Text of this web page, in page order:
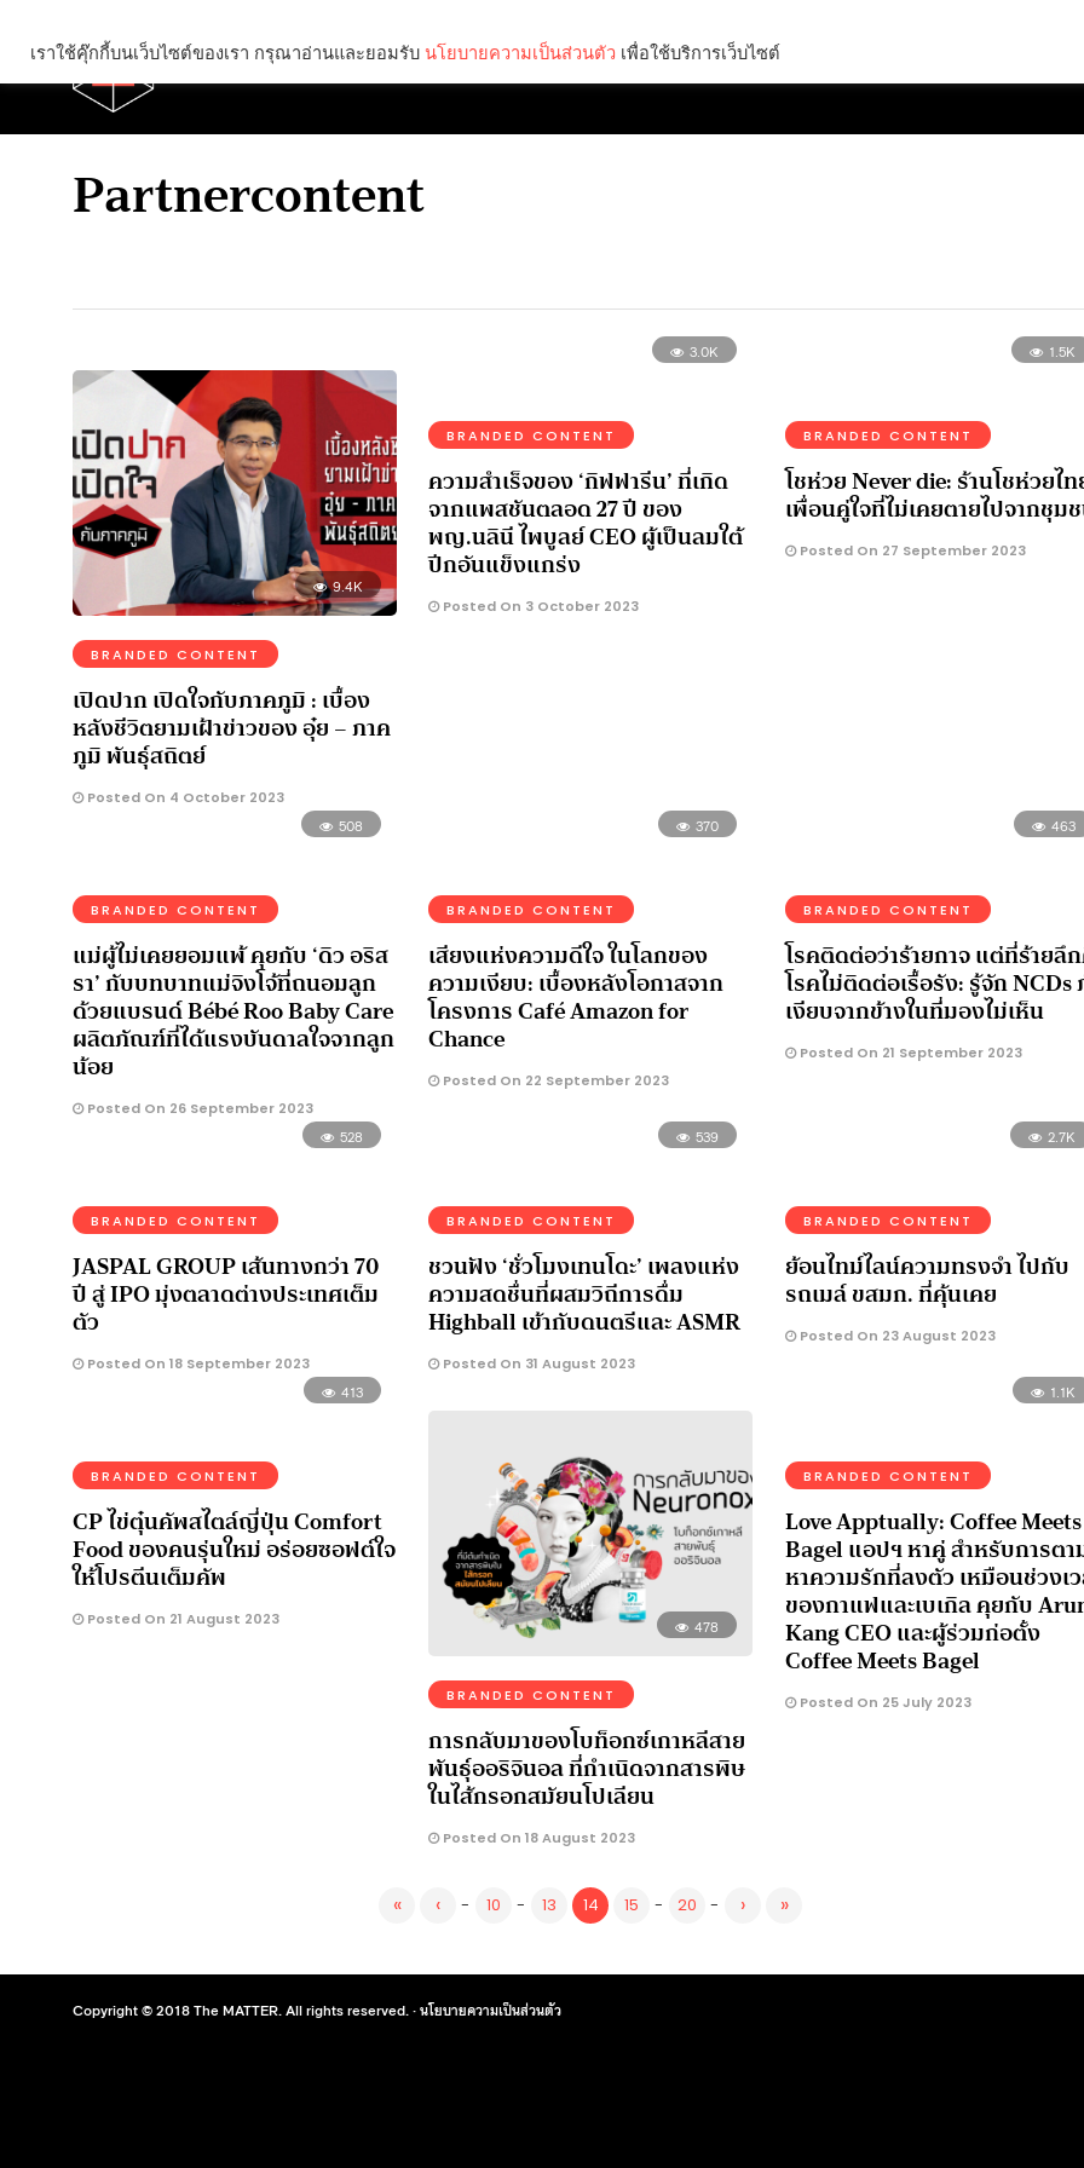
Partnercontent
9.4K
BRANDED CONTENT
เปิดปาก เปิดใจกับภาคภูมิ : เบื้อง
หลังชีวิตยามเฝ้าข่าวของ อุ๋ย – ภาค
ภูมิ พันธุ์สถิตย์
Posted On 4 October 2023
3.0K
BRANDED CONTENT
ความสำเร็จของ ‘กิฟฟารีน’ ที่เกิด
จากแพสชันตลอด 27 ปี ของ
พญ.นลินี ไพบูลย์ CEO ผู้เป็นลมใต้
ปีกอันแข็งแกร่ง
Posted On 3 October 2023
1.5K
BRANDED CONTENT
โชห่วย Never die: ร้านโชห่วยไ
เพื่อนคู่ใจที่ไม่เคยตายไปจากชุม
Posted On 27 September 2023
508
BRANDED CONTENT
แม่ผู้ไม่เคยยอมแพ้ คุยกับ ‘ดิว อริส
รา’ กับบทบาทแม่จิงโจ้ที่ถนอมลูก
ด้วยแบรนด์ Bébé Roo Baby Care
ผลิตภัณฑ์ที่ได้แรงบันดาลใจจากลูก
น้อย
Posted On 26 September 2023
370
BRANDED CONTENT
เสียงแห่งความดีใจ ในโลกของ
ความเงียบ: เบื้องหลังโอกาสจาก
โครงการ Café Amazon for
Chance
Posted On 22 September 2023
463
BRANDED CONTENT
โรคติดต่อว่าร้ายกาจ แต่ที่ร้ายลึ
โรคไม่ติดต่อเรื้อรัง: รู้จัก NCDs
เงียบจากข้างในที่มองไม่เห็น
Posted On 21 September 2023
528
BRANDED CONTENT
JASPAL GROUP เส้นทางกว่า 70
ปี สู่ IPO มุ่งตลาดต่างประเทศเต็ม
ตัว
Posted On 18 September 2023
539
BRANDED CONTENT
ชวนฟัง ‘ชั่วโมงเทนโดะ’ เพลงแห่ง
ความสดชื่นที่ผสมวิถีการดื่ม
Highball เข้ากับดนตรีและ ASMR
Posted On 31 August 2023
2.7K
BRANDED CONTENT
ย้อนไทม์ไลน์ความทรงจำ ไปกับ
รถเมล์ ขสมก. ที่คุ้นเคย
Posted On 23 August 2023
413
BRANDED CONTENT
CP ไข่ตุ๋นคัพสไตล์ญี่ปุ่น Comfort
Food ของคนรุ่นใหม่ อร่อยซอฟต์ใจ
ให้โปรตีนเต็มคัพ
Posted On 21 August 2023 478
BRANDED CONTENT
การกลับมาของโบท็อกซ์เกาหลีสาย
พันธุ์ออริจินอล ที่กำเนิดจากสารพิษ
ในไส้กรอกสมัยนโปเลียน
Posted On 18 August 2023
1.1K
BRANDED CONTENT
Love Apptually: Coffee Meets
Bagel แอปฯ หาคู่ สำหรับการตา
หาความรักที่ลงตัว เหมือนช่วงเ
ของกาแฟและเบเกิล คุยกับ
Kang CEO และผู้ร่วมก่อตั้ง
Coffee Meets Bagel
Posted On 25 July 2023
« ‹ - 10 - 13 14 15 - 20 - › »
Copyright © 2018 The MATTER. All rights reserved. ·นโยบายความเป็นส่วนตัว
เราใช้คุ๊กกี้บนเว็บไซต์ของเรา กรุณาอ่านและยอมรับ นโยบายความเป็นส่วนตัว เพื่อใช้บริการเว็บไซต์